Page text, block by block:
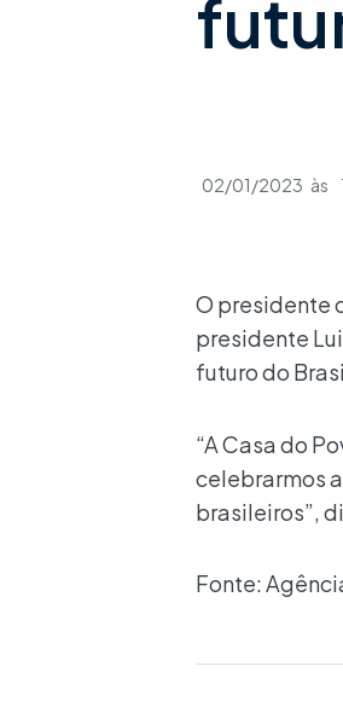
02/01/2023 às
O presidente
presidente
futuro do
“A Casa do
celebrarmos
brasileiros”,
Fonte: